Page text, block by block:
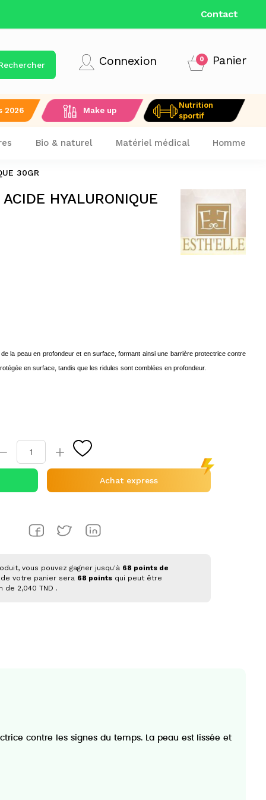
LIVRAISON GRATUITE
Contact
Connexion Panier
0
2026 Make up
Nutrition
sportif
Bio & naturel Matériel médical Homme
30GR
HYALURONIQUE
la peau en profondeur et en surface, formant ainsi une barrière protectrice contre
en surface, tandis que les ridules sont comblées en profondeur.
Achat express
vous pouvez gagner jusqu'à 68 points de
votre panier sera 68 pointsqui peut être
de 2,040 TND .
contre les signes du temps. La peau est lissée et